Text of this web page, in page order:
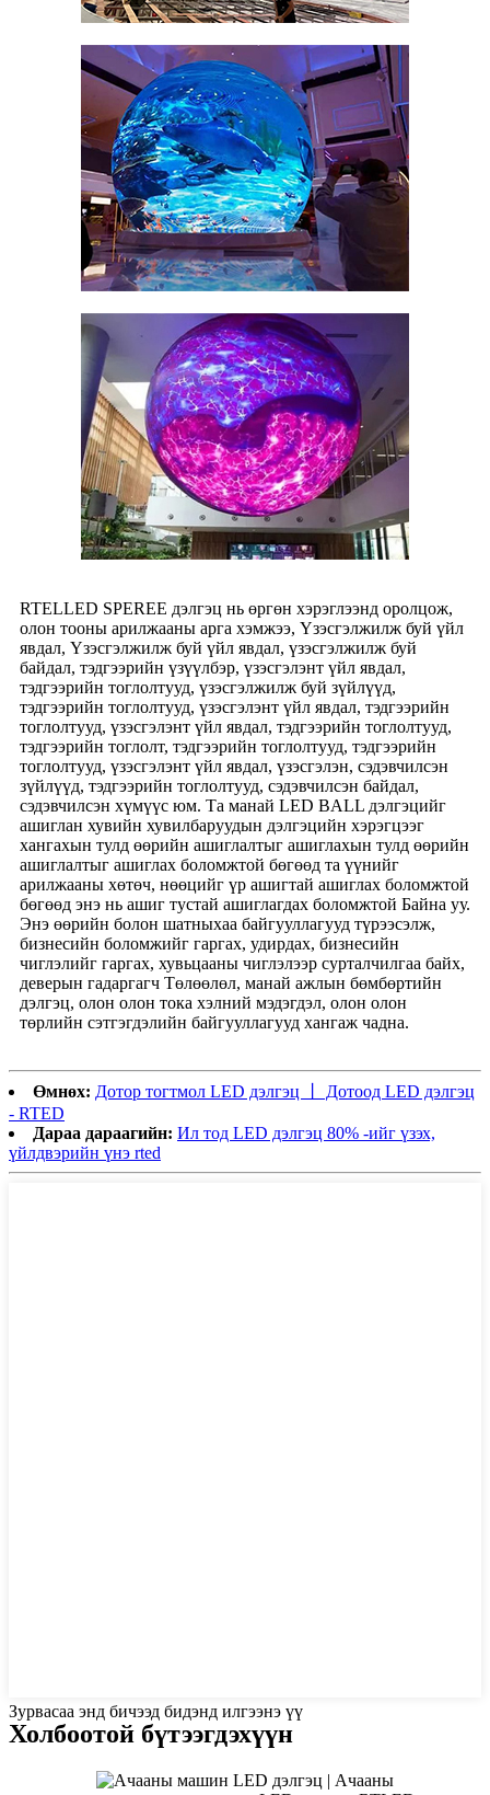
RTELLED SPEREE дэлгэц нь өргөн хэрэглээнд оролцож,
олон тооны арилжааны арга хэмжээ, Үзэсгэлжилж буй үйл
явдал, Үзэсгэлжилж буй үйл явдал, үзэсгэлжилж буй
байдал, тэдгээрийн үзүүлбэр, үзэсгэлэнт үйл явдал,
тэдгээрийн тоглолтууд, үзэсгэлжилж буй зүйлүүд,
тэдгээрийн тоглолтууд, үзэсгэлэнт үйл явдал, тэдгээрийн
тоглолтууд, үзэсгэлэнт үйл явдал, тэдгээрийн тоглолтууд,
тэдгээрийн тоглолт, тэдгээрийн тоглолтууд, тэдгээрийн
тоглолтууд, үзэсгэлэнт үйл явдал, үзэсгэлэн, сэдэвчилсэн
зүйлүүд, тэдгээрийн тоглолтууд, сэдэвчилсэн байдал,
сэдэвчилсэн хүмүүс юм. Та манай LED BALL дэлгэцийг
ашиглан хувийн хувилбаруудын дэлгэцийн хэрэгцээг
хангахын тулд өөрийн ашиглалтыг ашиглахын тулд өөрийн
ашиглалтыг ашиглах боломжтой бөгөөд та үүнийг
арилжааны хөтөч, нөөцийг үр ашигтай ашиглах боломжтой
бөгөөд энэ нь ашиг тустай ашиглагдах боломжтой Байна уу.
Энэ өөрийн болон шатныхаа байгууллагууд түрээсэлж,
бизнесийн боломжийг гаргах, удирдах, бизнесийн
чиглэлийг гаргах, хувьцааны чиглэлээр сурталчилгаа байх,
деверын гадаргагч Төлөөлөл, манай ажлын бөмбөртийн
дэлгэц, олон олон тока хэлний мэдэгдэл, олон олон
төрлийн сэтгэгдэлийн байгууллагууд хангаж чадна.
Өмнөх: Дотор тогтмол LED дэлгэц 丨 Дотоод LED дэлгэц
- RTED
Дараа дараагийн: Ил тод LED дэлгэц 80% -ийг үзэх,
үйлдвэрийн үнэ rted
Зурвасаа энд бичээд бидэнд илгээнэ үү
Холбоотой бүтээгдэхүүн